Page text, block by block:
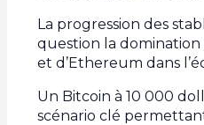
La progression des
question la
et d’Ethereum dans
Un Bitcoin à 10 000
scénario clé